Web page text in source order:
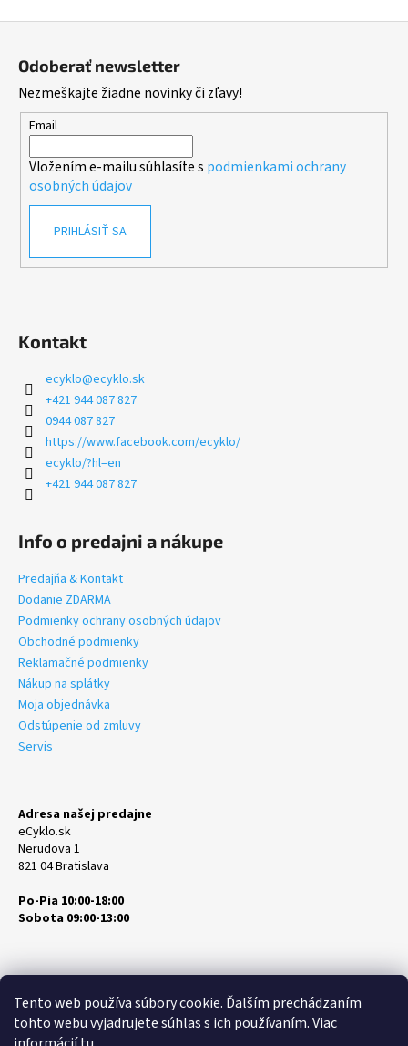
Tento web používa súbory cookie. Ďalším prechádzaním
tohto webu vyjadrujete súhlas s ich používaním. Viac
Odoberať newsletter
Nezmeškajte žiadne novinky či zľavy!
Email
Vložením e-mailu súhlasíte s podmienkami ochrany
osobných údajov
PRIHLÁSIŤ SA
Kontakt
ecyklo@ecyklo.sk
+421 944 087 827
0944 087 827
https://www.facebook.com/ecyklo/
ecyklo/?hl=en
+421 944 087 827
Info o predajni a nákupe
Predajňa & Kontakt
Dodanie ZDARMA
Podmienky ochrany osobných údajov
Obchodné podmienky
Reklamačné podmienky
Nákup na splátky
Moja objednávka
Odstúpenie od zmluvy
Servis
Adresa našej predajne
eCyklo.sk
Nerudova 1
821 04 Bratislava
Po-Pia 10:00-18:00
Sobota 09:00-13:00